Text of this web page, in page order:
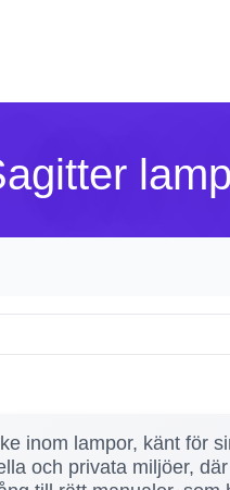
inom lampor, känt för
och privata miljöer,